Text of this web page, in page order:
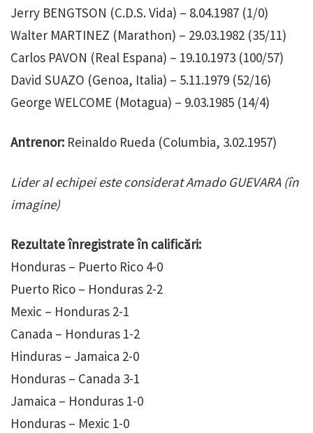
Jerry BENGTSON (C.D.S. Vida) – 8.04.1987 (1/0)
Walter MARTINEZ (Marathon) – 29.03.1982 (35/11)
Carlos PAVON (Real Espana) – 19.10.1973 (100/57)
David SUAZO (Genoa, Italia) – 5.11.1979 (52/16)
George WELCOME (Motagua) – 9.03.1985 (14/4)
Antrenor: Reinaldo Rueda (Columbia, 3.02.1957)
Lider al echipei este considerat Amado GUEVARA (în
imagine)
Rezultate înregistrate în calificări:
Honduras – Puerto Rico 4-0
Puerto Rico – Honduras 2-2
Mexic – Honduras 2-1
Canada – Honduras 1-2
Hinduras – Jamaica 2-0
Honduras – Canada 3-1
Jamaica – Honduras 1-0
Honduras – Mexic 1-0